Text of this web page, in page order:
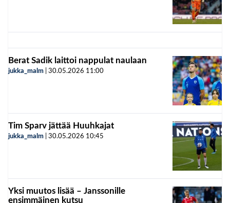
Berat Sadik laittoi nappulat naulaan
jukka_malm 30.05.2026 11:00
Tim Sparv jättää Huuhkajat
jukka_malm 30.05.2026 10:45
Yksi muutos lisää – Janssonille
ensimmäinen kutsu